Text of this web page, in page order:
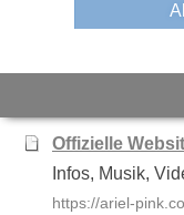
Offizielle
Infos, Musik,
https://ariel-